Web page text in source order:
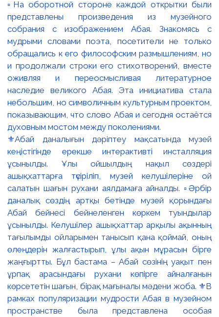
⚜️Абай даналығын дәріптеу мақсатында музей
кеңістігінде ерекше интерактивті инсталляция
ұсынылды. Ұлы ойшылдың нақыл сөздері
ашықхаттарға түсіріліп, музей келушілеріне ой
салатын шағын рухани аялдамаға айналды. ▫️Әрбір
даналық сөздің артқы бетінде музей қорындағы
Абай бейнесі бейнеленген көркем туындылар
ұсынылды. Келушілер ашықхаттар арқылы ақынның
тағылымды ойларымен танысып қана қоймай, оның
өлеңдерін жалғастырып, ұлы ақын мұрасын бірге
жаңғыртты. Бұл бастама – Абай сөзінің уақыт пен
ұрпақ арасындағы рухани көпірге айналғанын
көрсететін шағын, бірақ мағыналы мәдени жоба. ⚜️В
рамках популяризации мудрости Абая в музейном
пространстве была представлена особая